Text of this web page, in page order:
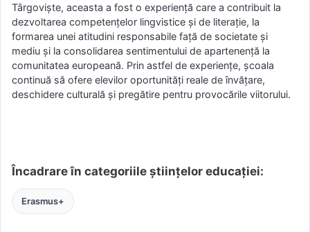
Târgoviște, aceasta a fost o experiență care a contribuit la
dezvoltarea competențelor lingvistice și de literație, la
formarea unei atitudini responsabile față de societate și
mediu și la consolidarea sentimentului de apartenență la
comunitatea europeană. Prin astfel de experiențe, școala
continuă să ofere elevilor oportunități reale de învățare,
deschidere culturală și pregătire pentru provocările viitorului.
Încadrare în categoriile științelor educației:
Erasmus+